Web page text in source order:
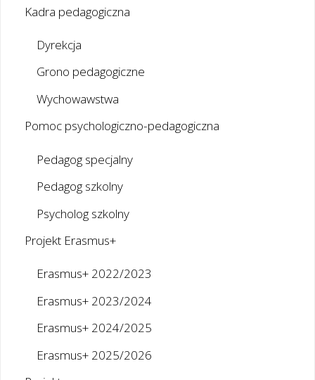
Kadra pedagogiczna
Dyrekcja
Grono pedagogiczne
Wychowawstwa
Pomoc psychologiczno-pedagogiczna
Pedagog specjalny
Pedagog szkolny
Psycholog szkolny
Projekt Erasmus+
Erasmus+ 2022/2023
Erasmus+ 2023/2024
Erasmus+ 2024/2025
Erasmus+ 2025/2026